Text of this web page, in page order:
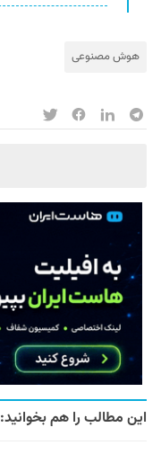
هوش مصنوعی
این مطالب را هم بخوانید: